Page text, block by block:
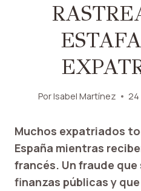
PorIsabel Martínez 24
Muchos expatriados
España mientras
francés. Un fraude que
finanzas públicas y